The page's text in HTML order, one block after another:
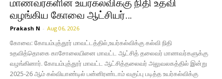
மாணவர்களின் உயர்கல்விக்கு நிதி உதவி
வழங்கிய கோவை ஆட்சியர்…
Prakash N - Aug 06, 2026
கோவை: கோயம்புத்தூர் மாவட்டத்தில்,உயர்கல்விக்கு கல்வி நிதி
உதவித்தொகை காசோலையினை மாவட்ட ஆட்சித் தலைவர் மாணவர்களுக்கு
வழங்கினார். கோயம்புத்தூர் மாவட்ட ஆட்சித்தலைவர் அலுவலகத்தில் இன்று
2025-26 ஆம் கல்வியாண்டில் பன்னிரண்டாம் வகுப்பு படித்த உயர்கல்விக்கு